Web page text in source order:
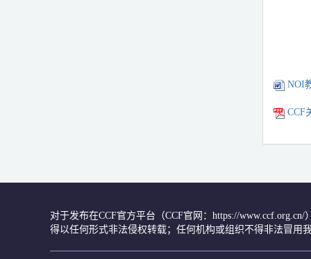
NOI
CCF
对于发布在CCF官方平台（CCF官网：https://
得以任何形式非法侵权转载；任何机构或组织不得非法冒用